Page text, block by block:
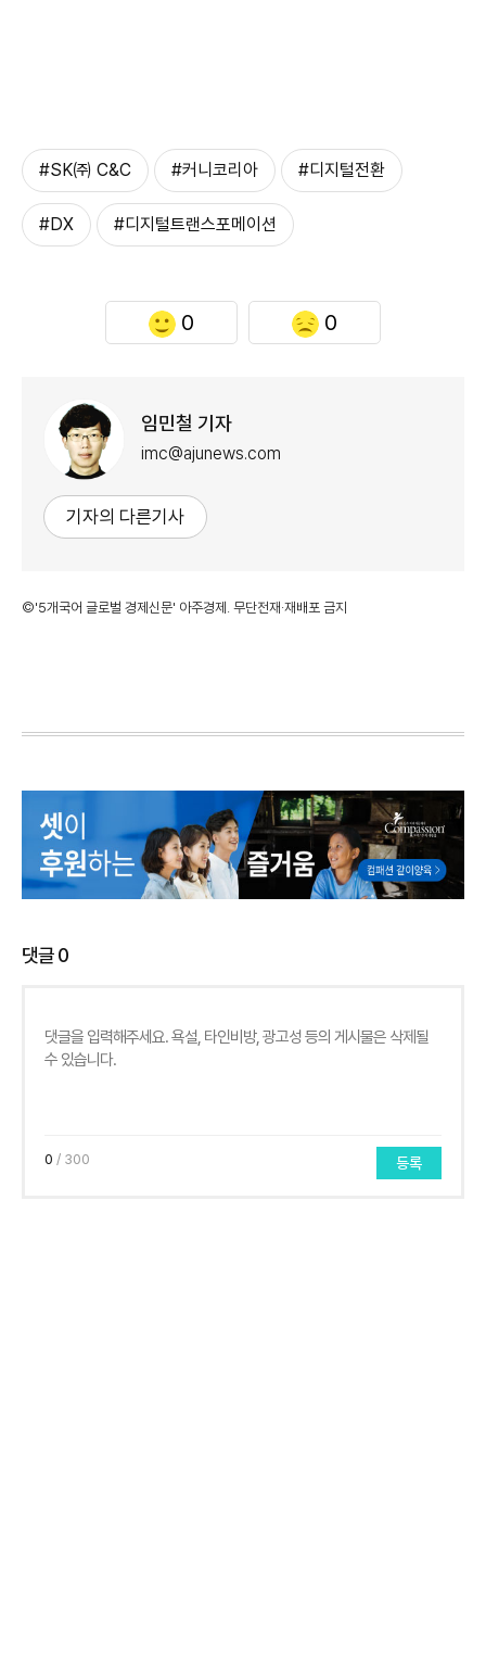
#SK㈜ C&C #커니코리아 #디지털전환
#DX #디지털트랜스포메이션
0 0
임민철 기자
imc@ajunews.com
기자의 다른기사
©'5개국어 글로벌 경제신문' 아주경제. 무단전재·재배포 금지
댓글0
0 / 300 등록